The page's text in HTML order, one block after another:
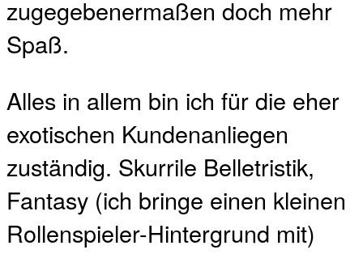
zugegebenermaßen doch mehr
Spaß.
Alles in allem bin ich für die eher
exotischen Kundenanliegen
zuständig. Skurrile Belletristik,
Fantasy (ich bringe einen kleinen
Rollenspieler-Hintergrund mit)